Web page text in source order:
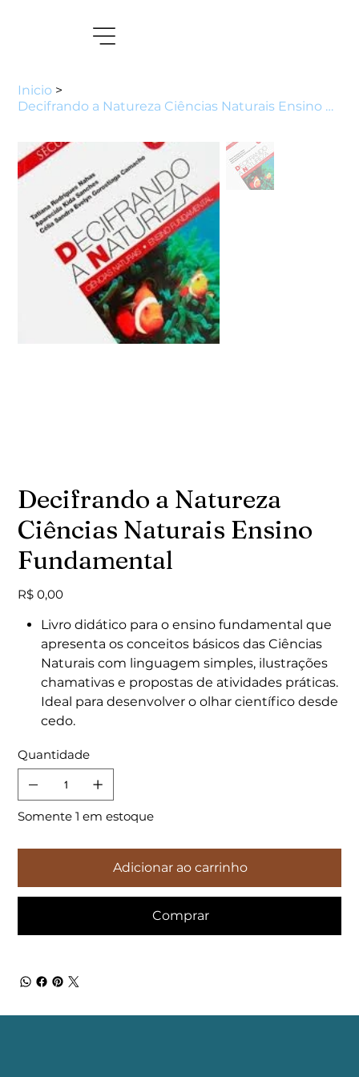
Inicio >
Decifrando a Natureza Ciências Naturais Ensino Fundamental
Decifrando a Natureza
Ciências Naturais Ensino
Fundamental
Preço
R$ 0,00
Livro didático para o ensino fundamental que
apresenta os conceitos básicos das Ciências
Naturais com linguagem simples, ilustrações
chamativas e propostas de atividades práticas.
Ideal para desenvolver o olhar científico desde
cedo.
Quantidade
Somente 1 em estoque
Adicionar ao carrinho
Comprar